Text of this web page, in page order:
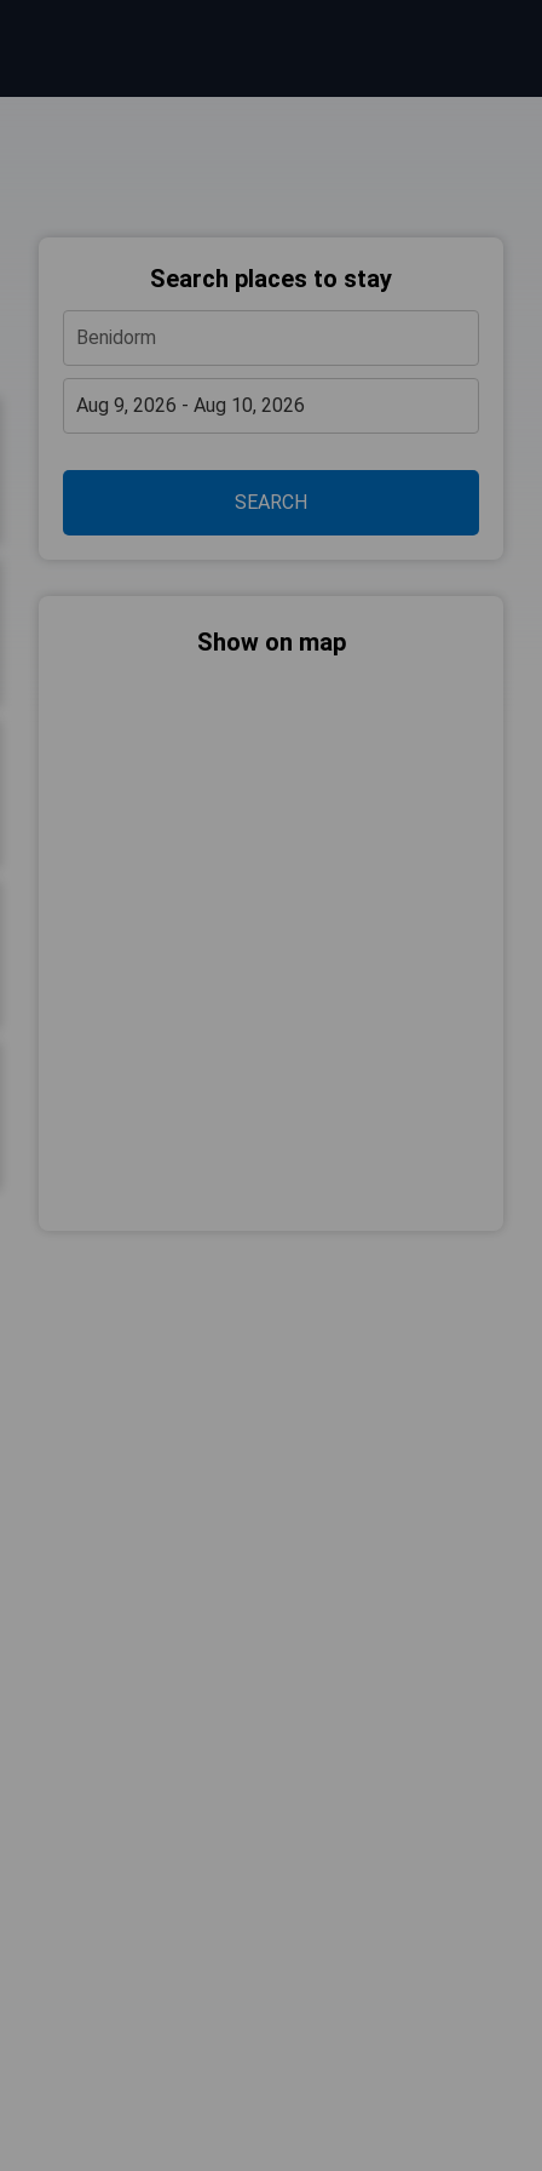
Search places to stay
SEARCH
Show on map